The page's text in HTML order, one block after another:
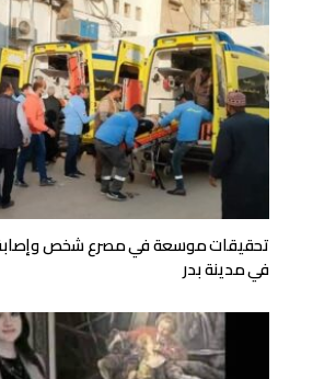
تحقيقات موسعة في مصرع شخص وإصابة
في مدينة بدر